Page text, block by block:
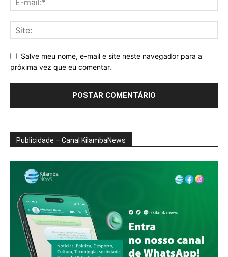
Salve meu nome, e-mail e site neste navegador para a
próxima vez que eu comentar.
Publicidade – Canal KilambaNews